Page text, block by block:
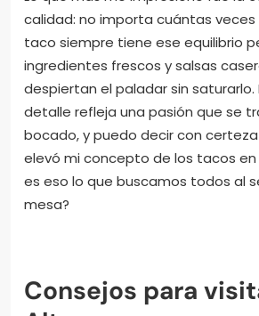
de la comida y la compañía. El
cercano y atento que me sentí
en casa, algo que valoro muchísimo
restaurante. Esa combinación
humana es, para mí, la esencia
Alto sea un lugar al que siempre
Lo que más me impresionó fue la
calidad: no importa cuántas veces
taco siempre tiene ese equilibrio
detalle refleja una pasión que se
bocado, y puedo decir con certeza